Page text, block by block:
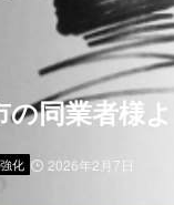
の同業者様
化 2026年2月7日